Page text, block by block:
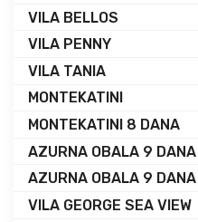
VILA BELLOS
VILA PENNY
VILA TANIA
MONTEKATINI
MONTEKATINI 8 DANA
AZURNA OBALA 9 DANA
AZURNA OBALA 9 DANA
VILA GEORGE SEA VIEW